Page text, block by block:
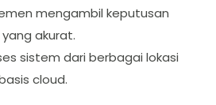
mengambil keputusan
akurat.
sistem dari berbagai lokasi
cloud.